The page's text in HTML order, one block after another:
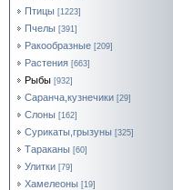
Птицы [1223]
Пчелы [391]
Ракообразные [209]
Растения [663]
Рыбы [932]
Саранча,кузнечики [29]
Слоны [162]
Сурикаты,грызуны [325]
Тараканы [60]
Улитки [79]
Хамелеоны [19]